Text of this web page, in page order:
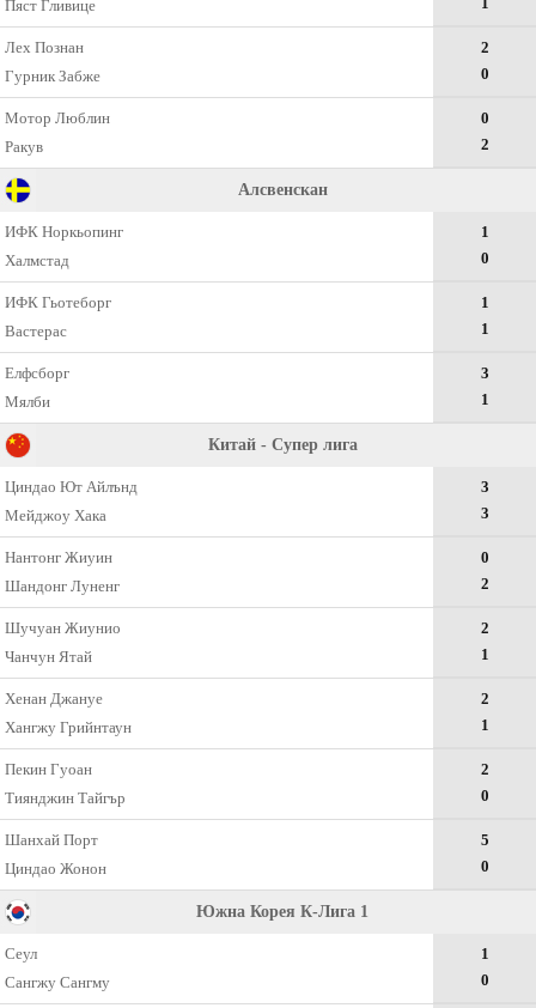
Пяст Гливице
Лех Познан
Гурник Забже
2
0
Мотор Люблин
Ракув
0
2
Алсвенскан
ИФК Норкьопинг
Халмстад
1
0
ИФК Гьотеборг
Вастерас
1
1
Елфсборг
Мялби
3
1
Китай - Супер лига
Циндао Ют Айлънд
Мейджоу Хака
3
3
Нантонг Жиуин
Шандонг Лунeнг
0
2
Шучуан Жиунио
Чанчун Ятай
2
1
Хенан Джануе
Хангжу Грийнтаун
2
1
Пекин Гуоан
Тиянджин Тайгър
2
0
Шанхай Порт
Циндао Жонон
5
0
Южна Корея К-Лига 1
Сеул
Сангжу Сангму
1
0